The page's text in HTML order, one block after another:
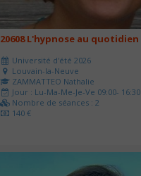
20608 L'hypnose au quotidien
Université d'été 2026
Louvain-la-Neuve
ZAMMATTEO Nathalie
Jour : Lu-Ma-Me-Je-Ve 09:00- 16:30
Nombre de séances : 2
140 €